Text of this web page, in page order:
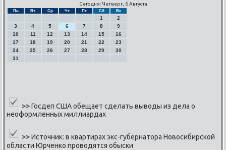
Сегодня: Четверг, 6 Августа
Пн Вт Ср Чт Пт Сб Вс
1
2
3
4 5 6 7 8
9
10
11 12 13 14 15
16
17
18 19 20 21 22
23
24
25 26 27 28 29
30
31
>>Госдеп США обещает сделать выводы из дела о
неоформленных миллиардах
>> Источник: в квартирах экс-губернатора Новосибирской
области Юрченко проводятся обыски